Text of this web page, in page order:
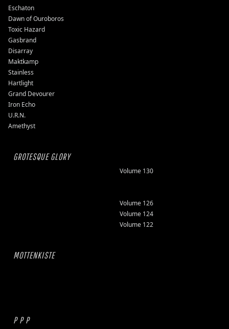
Eschaton
Dawn of Ouroboros
Toxic Hazard
Gasbrand
Disarray
Maktkamp
Stainless
Hartlight
Grand Devourer
Iron Echo
U.R.N.
Amethyst
GROTESQUE GLORY
Volume 130
Volume 126
Volume 124
Volume 122
MOTTENKISTE
P P P